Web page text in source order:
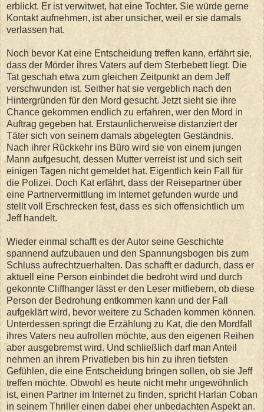
erblickt. Er ist verwitwet, hat eine Tochter. Sie würde gerne
Kontakt aufnehmen, ist aber unsicher, weil er sie damals
verlassen hat.
Noch bevor Kat eine Entscheidung treffen kann, erfährt sie,
dass der Mörder ihres Vaters auf dem Sterbebett liegt. Die
Tat geschah etwa zum gleichen Zeitpunkt an dem Jeff
verschwunden ist. Seither hat sie vergeblich nach den
Hintergründen für den Mord gesucht. Jetzt sieht sie ihre
Chance gekommen endlich zu erfahren, wer den Mord in
Auftrag gegeben hat. Erstaunlicherweise distanziert der
Täter sich von seinem damals abgelegten Geständnis.
Nach ihrer Rückkehr ins Büro wird sie von einem jungen
Mann aufgesucht, dessen Mutter verreist ist und sich seit
einigen Tagen nicht gemeldet hat. Eigentlich kein Fall für
die Polizei. Doch Kat erfährt, dass der Reisepartner über
eine Partnervermittlung im Internet gefunden wurde und
stellt voll Erschrecken fest, dass es sich offensichtlich um
Jeff handelt.
Wieder einmal schafft es der Autor seine Geschichte
spannend aufzubauen und den Spannungsbogen bis zum
Schluss aufrechtzuerhalten. Das schafft er dadurch, dass er
aktuell eine Person einbindet die bedroht wird und durch
gekonnte Cliffhanger lässt er den Leser mitfiebern, ob diese
Person der Bedrohung entkommen kann und der Fall
aufgeklärt wird, bevor weitere zu Schaden kommen können.
Unterdessen springt die Erzählung zu Kat, die den Mordfall
ihres Vaters neu aufrollen möchte, aus den eigenen Reihen
aber ausgebremst wird. Und schließlich darf man Anteil
nehmen an ihrem Privatleben bis hin zu ihren tiefsten
Gefühlen, die eine Entscheidung bringen sollen, ob sie Jeff
treffen möchte. Obwohl es heute nicht mehr ungewöhnlich
ist, einen Partner im Internet zu finden, spricht Harlan Coban
in seinem Thriller einen dabei eher unbedachten Aspekt an.